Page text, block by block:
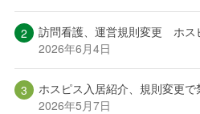
訪問看護、運営規則変更 ホス
2026年6月4日
ホスピス入居紹介、規則変更
2026年5月7日